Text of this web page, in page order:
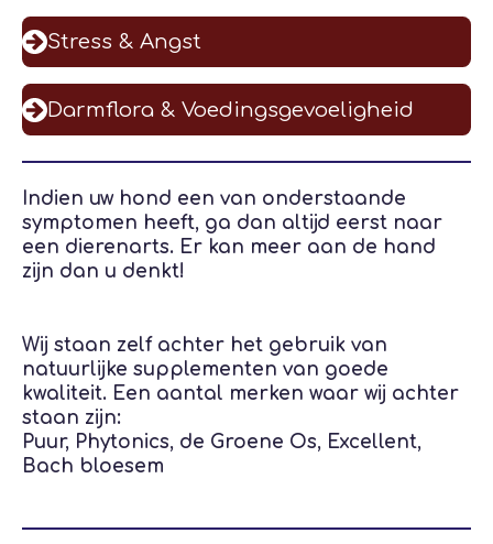
Stress & Angst
Darmflora & Voedingsgevoeligheid
Indien uw hond een van onderstaande
symptomen heeft, ga dan altijd eerst naar
een dierenarts. Er kan meer aan de hand
zijn dan u denkt!
Wij staan zelf achter het gebruik van
natuurlijke supplementen van goede
kwaliteit. Een aantal merken waar wij achter
staan zijn:
Puur, Phytonics, de Groene Os, Excellent,
Bach bloesem